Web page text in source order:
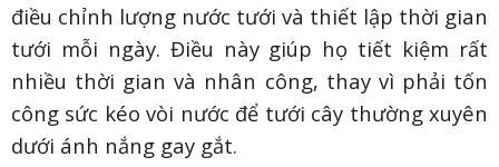
điều chỉnh lượng nước tưới và thiết lập thời gian
tưới mỗi ngày. Điều này giúp họ tiết kiệm rất
nhiều thời gian và nhân công, thay vì phải tốn
công sức kéo vòi nước để tưới cây thường xuyên
dưới ánh nắng gay gắt.